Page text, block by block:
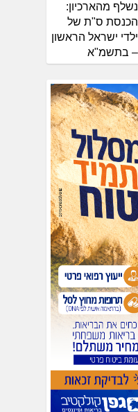
נשלף מהארכיון:
הכנסת ס"ת של
ילדי ישראל הראשון
– בתשמ"א